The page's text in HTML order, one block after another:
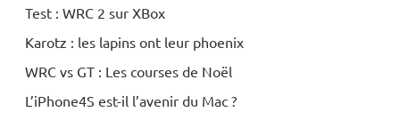
Test : WRC 2 sur XBox
Karotz : les lapins ont leur phoenix
WRC vs GT : Les courses de Noël
L’iPhone4S est-il l’avenir du Mac ?